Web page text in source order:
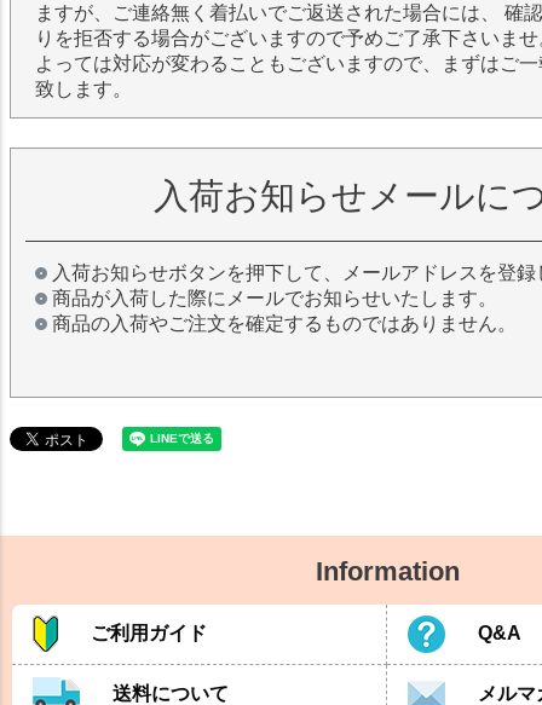
ますが、ご連絡無く着払いでご返送された場合には、 確
りを拒否する場合がございますので予めご了承下さいま
よっては対応が変わることもございますので、まずはご
致します。
入荷お知らせメールに
入荷お知らせボタンを押下して、メールアドレスを登
商品が入荷した際にメールでお知らせいたします。
商品の入荷やご注文を確定するものではありません。
Information
ご利用ガイド Q&A
送料について メル